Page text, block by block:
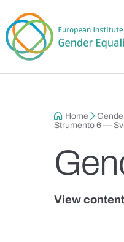
Home
Strumento 6 —
View